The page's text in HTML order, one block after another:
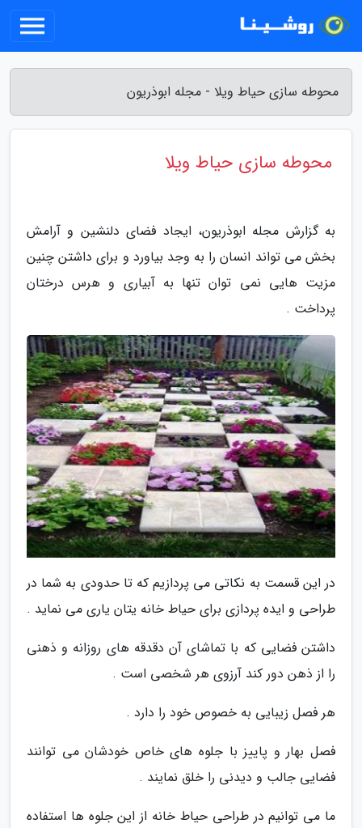
محوطه سازی حیاط ویلا - مجله ابوذریون
محوطه سازی حیاط ویلا
به گزارش مجله ابوذریون، ایجاد فضای دلنشین و آرامش
بخش می تواند انسان را به وجد بیاورد و برای داشتن چنین
مزیت هایی نمی توان تنها به آبیاری و هرس درختان
پرداخت .
در این قسمت به نکاتی می پردازیم که تا حدودی به شما در
طراحی و ایده پردازی برای حیاط خانه یتان یاری می نماید .
داشتن فضایی که با تماشای آن دقدقه های روزانه و ذهنی
را از ذهن دور کند آرزوی هر شخصی است .
هر فصل زیبایی به خصوص خود را دارد .
فصل بهار و پاییز با جلوه های خاص خودشان می توانند
فضایی جالب و دیدنی را خلق نمایند .
ما می توانیم در طراحی حیاط خانه از این جلوه ها استفاده